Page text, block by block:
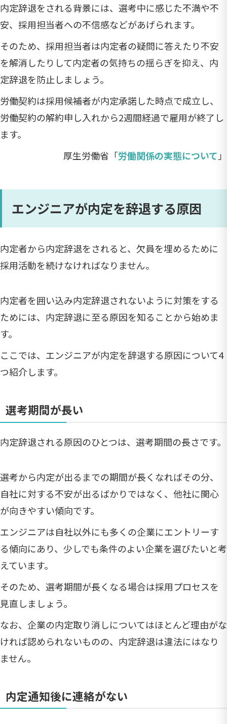
内定辞退をされる背景には、選考中に感じた不満や不
安、採用担当者への不信感などがあげられます。
そのため、採用担当者は内定者の疑問に答えたり不安
を解消したりして内定者の気持ちの揺らぎを抑え、内
定辞退を防止しましょう。
労働契約は採用候補者が内定承諾した時点で成立し、
労働契約の解約申し入れから2週間経過で雇用が終了し
ます。
厚生労働省「労働関係の実態について 」
エンジニアが内定を辞退する原因
内定者から内定辞退をされると、欠員を埋めるために
採用活動を続けなければなりません。
内定者を囲い込み内定辞退されないように対策をする
ためには、内定辞退に至る原因を知ることから始めま
す。
ここでは、エンジニアが内定を辞退する原因について4
つ紹介します。
選考期間が長い
内定辞退される原因のひとつは、選考期間の長さです。
選考から内定が出るまでの期間が長くなればその分、
自社に対する不安が出るばかりではなく、他社に関心
が向きやすい傾向です。
エンジニアは自社以外にも多くの企業にエントリーす
る傾向にあり、少しでも条件のよい企業を選びたいと考
えています。
そのため、選考期間が長くなる場合は採用プロセスを
見直しましょう。
なお、企業の内定取り消しについてはほとんど理由がな
ければ認められないものの、内定辞退は違法にはなり
ません。
内定通知後に連絡がない